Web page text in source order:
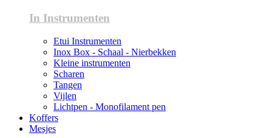
In Instrumenten
Etui Instrumenten
Inox Box - Schaal - Nierbekken
Kleine instrumenten
Scharen
Tangen
Vijlen
Lichtpen - Monofilament pen
Koffers
Mesjes